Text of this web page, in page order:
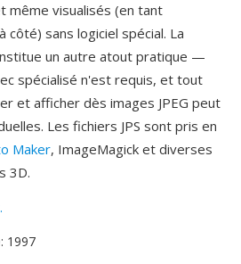
même visualisés (en tant
côté) sans logiciel spécial. La
un autre atout pratique —
spécialisé n'est requis, et tout
et afficher dès images JPEG peut
Les fichiers JPS sont pris en
Maker, ImageMagick et diverses
3D.
: 1997